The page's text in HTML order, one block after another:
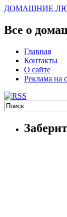
ДОМАШНИЕ
Все о
Главная
Контакты
О сайте
Реклама на